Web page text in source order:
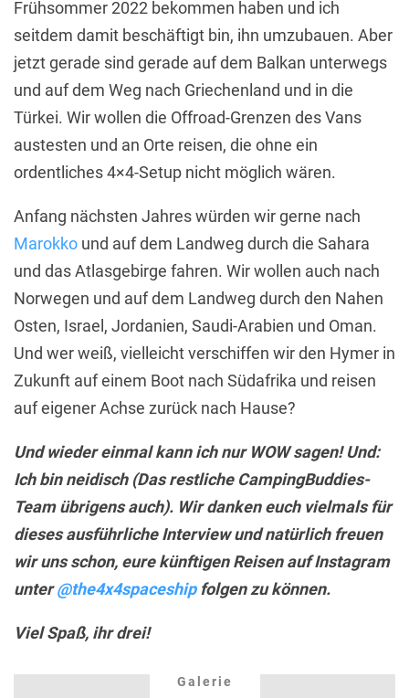
Frühsommer 2022 bekommen haben und ich
seitdem damit beschäftigt bin, ihn umzubauen. Aber
jetzt gerade sind gerade auf dem Balkan unterwegs
und auf dem Weg nach Griechenland und in die
Türkei. Wir wollen die Offroad-Grenzen des Vans
austesten und an Orte reisen, die ohne ein
ordentliches 4×4-Setup nicht möglich wären.
Anfang nächsten Jahres würden wir gerne nach
Marokko und auf dem Landweg durch die Sahara
und das Atlasgebirge fahren. Wir wollen auch nach
Norwegen und auf dem Landweg durch den Nahen
Osten, Israel, Jordanien, Saudi-Arabien und Oman.
Und wer weiß, vielleicht verschiffen wir den Hymer in
Zukunft auf einem Boot nach Südafrika und reisen
auf eigener Achse zurück nach Hause?
Und wieder einmal kann ich nur WOW sagen! Und:
Ich bin neidisch (Das restliche CampingBuddies-
Team übrigens auch). Wir danken euch vielmals für
dieses ausführliche Interview und natürlich freuen
wir uns schon, eure künftigen Reisen auf Instagram
unter@the4x4spaceshipfolgen zu können.
Viel Spaß, ihr drei!
Galerie